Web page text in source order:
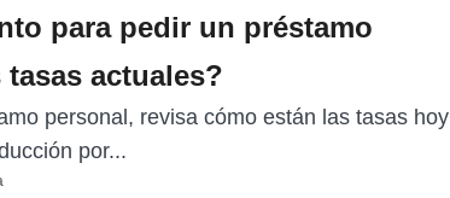
para pedir un préstamo
actuales?
personal, revisa cómo están las tasas hoy
por...